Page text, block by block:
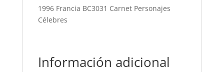
1996 Francia BC3031 Carnet Personajes
Célebres
Información adicional